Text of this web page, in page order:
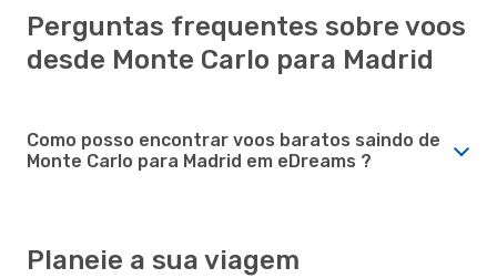
Perguntas frequentes sobre voos
desde Monte Carlo para Madrid
Como posso encontrar voos baratos saindo de
Monte Carlo para Madrid em eDreams ?
Planeie a sua viagem